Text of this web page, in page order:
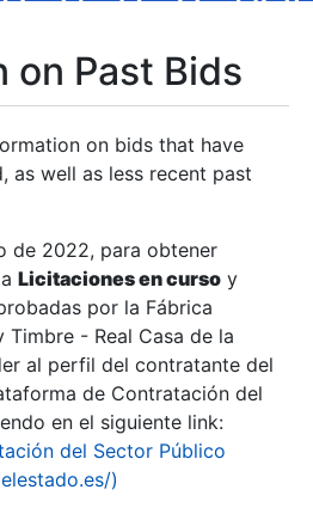
on Past Bids
on bids that have
as well as less recent past
de 2022, para obtener
Licitaciones en curso y
por la Fábrica
Timbre - Real Casa de la
al perfil del contratante del
de Contratación del
en el siguiente link:
del Sector Público
)